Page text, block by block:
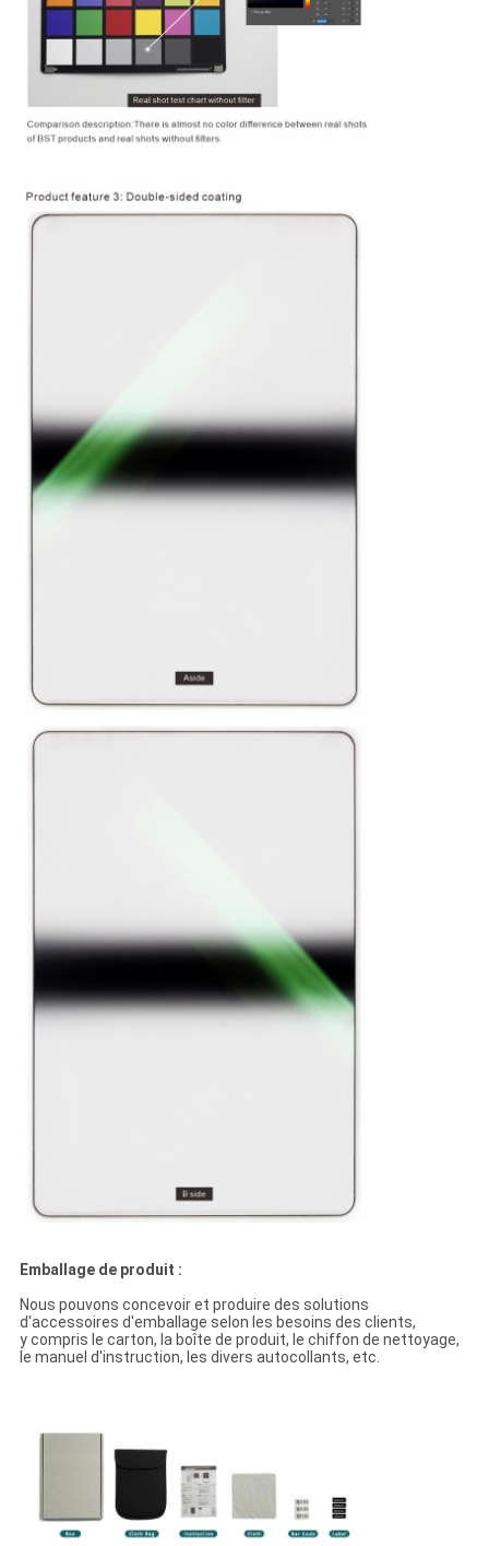
Emballage de produit :
Nous pouvons concevoir et produire des solutions
d'accessoires d'emballage selon les besoins des clients,
y compris le carton, la boîte de produit, le chiffon de nettoyage,
le manuel d'instruction, les divers autocollants, etc.